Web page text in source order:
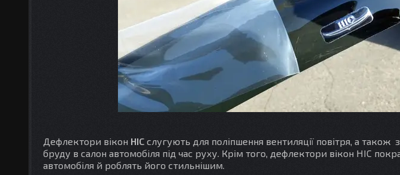
Дефлектори вікон HIC слугують для поліпшення вентиляції повітря, а
бруду в салон автомобіля під час руху. Крім того, дефлектори вікон HIC
автомобіля й роблять його стильнішим.